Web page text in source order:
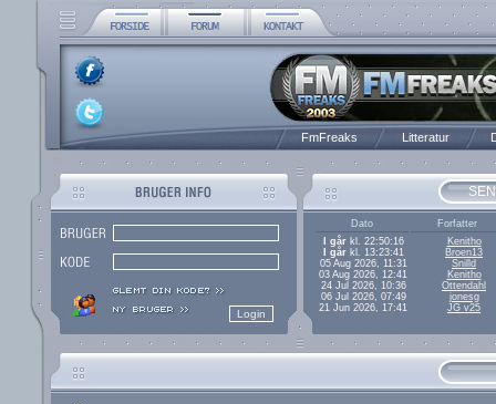
FmFreaks Litteratur
Dato
Forfatter
I gårkl. 22:50:16
Kenitho
I gårkl. 13:23:41
Broen13
05 Aug 2026, 11:31
Snilld
03 Aug 2026, 12:41
Kenitho
24 Jul 2026, 10:36
Ottendahl
06 Jul 2026, 07:49
jonesg
21 Jun 2026, 17:41
JG v25